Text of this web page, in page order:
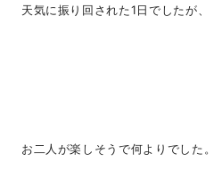
天気に振り回された1日でしたが、
お二人が楽しそうで何よりでした。